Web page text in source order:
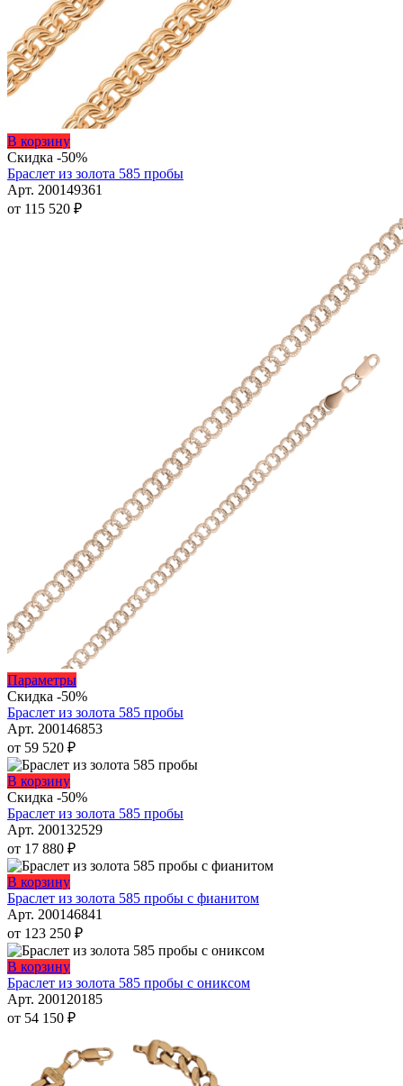
В корзинуЭтот
товар
имеет
несколько
вариаций.
Скидка -50%
Браслет из золота 585 пробы
Арт. 200149361
от 115 520 ₽
ПараметрыЭтот
товар
имеет
несколько
Опции
выбрать
на
странице
Скидка -50%
Браслет из золота 585 пробы
Арт. 200146853
от 59 520 ₽
В корзинуЭтот
товар
имеет
несколько
вариаций.
Опции
можно
выбрать
на
странице
товара.
Скидка -50%
Браслет из золота 585 пробы
Арт. 200132529
от 17 880 ₽
В корзинуЭтот
товар
имеет
несколько
вариаций.
Опции
можно
выбрать
на
странице
Браслет из золота 585 пробы с фианитом
Арт. 200146841
от 123 250 ₽
В корзинуЭтот
товар
имеет
несколько
Опции
можно
Браслет из золота 585 пробы с ониксом
Арт. 200120185
от 54 150 ₽